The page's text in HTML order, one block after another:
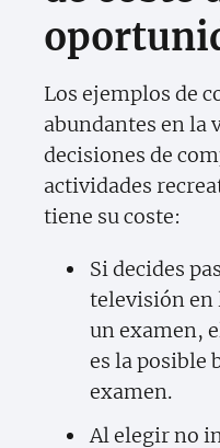
Los ejemplos de
abundantes en la
decisiones de
actividades
tiene su coste:
Si decides
televisión en
un examen,
es la posible
examen.
Al elegir no